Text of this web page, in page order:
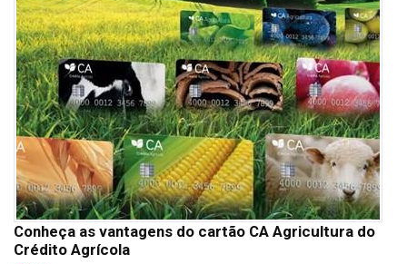
Conheça as vantagens do cartão CA Agricultura do
Crédito Agrícola